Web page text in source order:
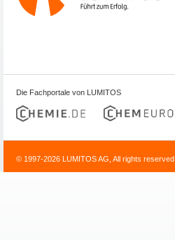
Die Fachportale von LUMITOS
© 1997-2026 LUMITOS AG, All rights reserved